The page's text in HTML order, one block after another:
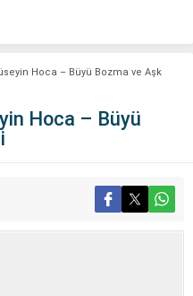
Hoca – Büyü Bozma ve Aşk
Hoca – Büyü